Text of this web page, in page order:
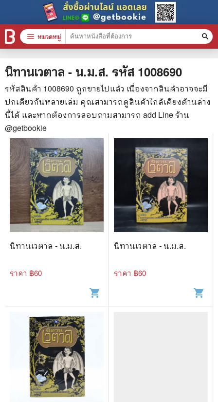
นิทานเวตาล - น.ม.ส. รหัส 1008690
รหัสสินค้า 1008690 ถูกขายไปแล้ว เนื่องจากสินค้าอาจจะมี
ปกเดียวกันหลายเล่ม คุณสามารถดูสินค้าใกล้เคียงด้านล่าง
นี้ได้ และหากต้องการสอบถามสามารถ add Line ร้าน
@getbookie
นิทานเวตาล - น.ม.ส.
ราคา ฿60
shopping_cart
นิทานเวตาล - น.ม.ส.
ราคา ฿60
shopping_cart
menu หมวดหมู่ search
หมวดหมู่สินค้า
หนังสือทั้งหมด
stars สินค้าใช้เฉพาะแต้มเท่านั้น
📚 หนังสือทั่วไป
🦄 วรรณกรรม นิยาย เรื่องสั้น
🎓 การศึกษา
😼 หนังสือการ์ตูน
🐲 หนังสือเด็ก
🎲 Board Game